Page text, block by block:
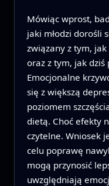
Mówiąc wprost,
jaki młodzi dorośli
związany z tym,
oraz z tym, jak dziś
Emocjonalne
się z większą
poziomem
dietą. Choć efekty
czytelne. Wniosek
celu poprawę
mogą przynosić
uwzględniają